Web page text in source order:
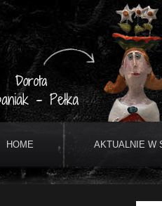
HOME AKTUALNIE W